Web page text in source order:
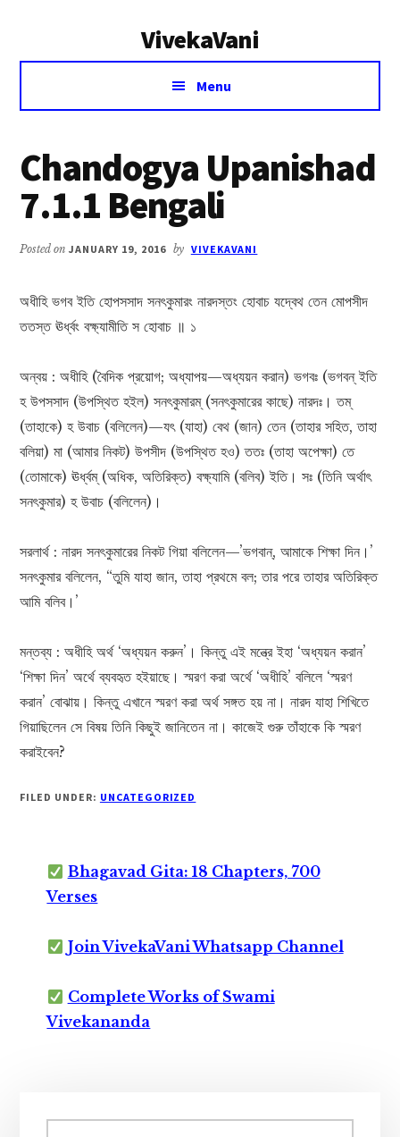
VivekaVani
Voice
Vivekananda
Menu
Chandogya Upanishad
7.1.1 Bengali
Posted onJANUARY 19, 2016 by VIVEKAVANI
অধীহি ভগব ইতি হোপসসাদ সনৎকুমারং নারদস্তং হোবাচ যদ্বেথ তেন মোপসীদ
ততস্ত ঊর্ধ্বং বক্ষ্যামীতি স হোবাচ ॥ ১
অন্বয় : অধীহি (বৈদিক প্রয়োগ; অধ্যাপয়—অধ্যয়ন করান) ভগবঃ (ভগবন্ ইতি
হ উপসসাদ (উপস্থিত হইল) সনৎকুমারম্ (সনৎকুমারের কাছে) নারদঃ। তম্
(তাহাকে) হ উবাচ (বলিলেন)—যৎ (যাহা) বেথ (জান) তেন (তাহার সহিত, তাহা
বলিয়া) মা (আমার নিকট) উপসীদ (উপস্থিত হও) ততঃ (তাহা অপেক্ষা) তে
(তোমাকে) ঊর্ধ্বম্ (অধিক, অতিরিক্ত) বক্ষ্যামি (বলিব) ইতি। সঃ (তিনি অর্থাৎ
সনৎকুমার) হ উবাচ (বলিলেন)।
সরলার্থ : নারদ সনৎকুমারের নিকট গিয়া বলিলেন—’ভগবান্, আমাকে শিক্ষা দিন।’
সনৎকুমার বলিলেন, “তুমি যাহা জান, তাহা প্রথমে বল; তার পরে তাহার অতিরিক্ত
আমি বলিব।’
মন্তব্য : অধীহি অর্থ ‘অধ্যয়ন করুন’। কিন্তু এই মন্ত্রে ইহা ‘অধ্যয়ন করান’
‘শিক্ষা দিন’ অর্থে ব্যবহৃত হইয়াছে। স্মরণ করা অর্থে ‘অধীহি’ বলিলে ‘স্মরণ
করান’ বোঝায়। কিন্তু এখানে স্মরণ করা অর্থ সঙ্গত হয় না। নারদ যাহা শিখিতে
গিয়াছিলেন সে বিষয় তিনি কিছুই জানিতেন না। কাজেই গুরু তাঁহাকে কি স্মরণ
করাইবেন?
FILED UNDER: UNCATEGORIZED
Bhagavad Gita: 18 Chapters, 700
Verses
Join VivekaVani Whatsapp Channel
Complete Works of Swami
Vivekananda